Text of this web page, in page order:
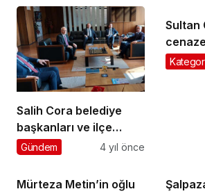
Salih Cora belediye
başkanları ve ilçe
başkanlarıyla
bulundu
Gündem 4 yıl önce
Sultan
Mürteza Metin’in oğlu